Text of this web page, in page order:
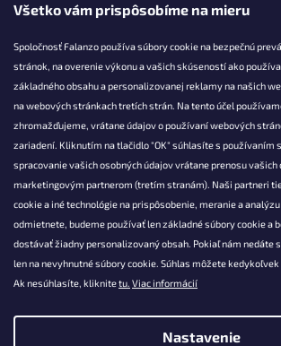
Všetko vám prispôsobíme na mieru
Spoločnosť Falanzo používa súbory cookie na bezpečnú
stránok, na overenie výkonu a vašich skúseností ako
základného obsahu a personalizovanej reklamy na našich
na webových stránkach tretích strán. Na tento účel
zhromažďujeme, vrátane údajov o používaní webových
zariadení. Kliknutím na tlačidlo "OK" súhlasíte s používaním
spracovanie vašich osobných údajov vrátane prenosu vašich
marketingovým partnerom (tretím stranám). Naši partneri
cookie a iné technológie na prispôsobenie, meranie a
odmietnete, budeme používať len základné súbory cookie a
dostávať žiadny personalizovaný obsah. Pokiaľ nám nedáte
len na nevyhnutné súbory cookie. Súhlas môžete
Ak nesúhlasíte, kliknitetu. Viac informácií
Nastavenie
KONTAKT
info@falanzo.sk
Falanzo.sk
FalanzoSK